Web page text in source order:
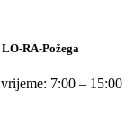
RA-Požega
7:00 – 15:00